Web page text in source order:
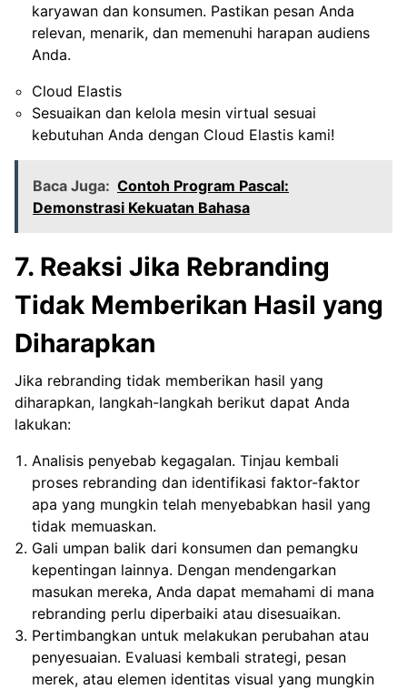
karyawan dan konsumen. Pastikan pesan Anda
relevan, menarik, dan memenuhi harapan audiens
Anda.
Cloud Elastis
Sesuaikan dan kelola mesin virtual sesuai
kebutuhan Anda dengan Cloud Elastis kami!
Baca Juga: Contoh Program Pascal:
Demonstrasi Kekuatan Bahasa
7. Reaksi Jika Rebranding
Tidak Memberikan Hasil yang
Diharapkan
Jika rebranding tidak memberikan hasil yang
diharapkan, langkah-langkah berikut dapat Anda
lakukan:
Analisis penyebab kegagalan. Tinjau kembali
proses rebranding dan identifikasi faktor-faktor
apa yang mungkin telah menyebabkan hasil yang
tidak memuaskan.
Gali umpan balik dari konsumen dan pemangku
kepentingan lainnya. Dengan mendengarkan
masukan mereka, Anda dapat memahami di mana
rebranding perlu diperbaiki atau disesuaikan.
Pertimbangkan untuk melakukan perubahan atau
penyesuaian. Evaluasi kembali strategi, pesan
merek, atau elemen identitas visual yang mungkin